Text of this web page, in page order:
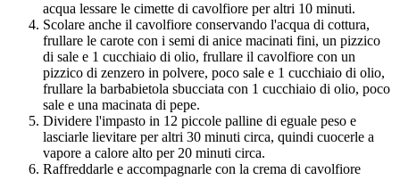
acqua lessare le cimette di cavolfiore per altri 10 minuti.
Scolare anche il cavolfiore conservando l'acqua di cottura,
frullare le carote con i semi di anice macinati fini, un pizzico
di sale e 1 cucchiaio di olio, frullare il cavolfiore con un
pizzico di zenzero in polvere, poco sale e 1 cucchiaio di olio,
frullare la barbabietola sbucciata con 1 cucchiaio di olio, poco
sale e una macinata di pepe.
Dividere l'impasto in 12 piccole palline di eguale peso e
lasciarle lievitare per altri 30 minuti circa, quindi cuocerle a
vapore a calore alto per 20 minuti circa.
Raffreddarle e accompagnarle con la crema di cavolfiore